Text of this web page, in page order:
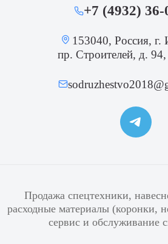
+7 (4932) 36-
153040, Россия, г.
пр. Строителей, д.
Продажа спецтехники,
расходные материалы (коронки,
сервис и обслуживание